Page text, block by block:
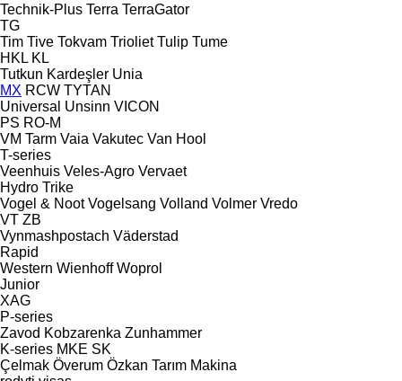
Technik-Plus Terra TerraGator
TG
Tim Tive Tokvam Trioliet Tulip Tume
HKL KL
Tutkun Kardeşler Unia
MX RCW TYTAN
Universal Unsinn VICON
PS RO-M
VM Tarm Vaia Vakutec Van Hool
T-series
Veenhuis Veles-Agro Vervaet
Hydro Trike
Vogel & Noot Vogelsang Volland Volmer Vredo
VT ZB
Vynmashpostach Väderstad
Rapid
Western Wienhoff Woprol
Junior
XAG
P-series
Zavod Kobzarenka Zunhammer
K-series MKE SK
Çelmak Överum Özkan Tarım Makina